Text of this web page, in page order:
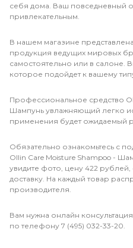
себя дома. Ваш повседневный
привлекательным.
В нашем магазине
продукция ведущих мировых
самостоятельно или в салоне.
которое подойдет к вашему
Профессиональное средство
Шампунь увлажняющий легко
применения будет ожидаемый
Обязательно ознакомьтесь с
Ollin Care Moisture Shampoo -
увидите фото, цену 422
доставку. На каждый товар
производителя.
Вам нужна онлайн
по телефону 7 (495) 032-33-20.